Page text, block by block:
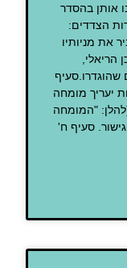
אותן בהסדר
הצדדים:
את מניותיו
הריאלי,
שהוגדרו.סעיף
יעריך מומחה
"המומחה
סעיף ח'